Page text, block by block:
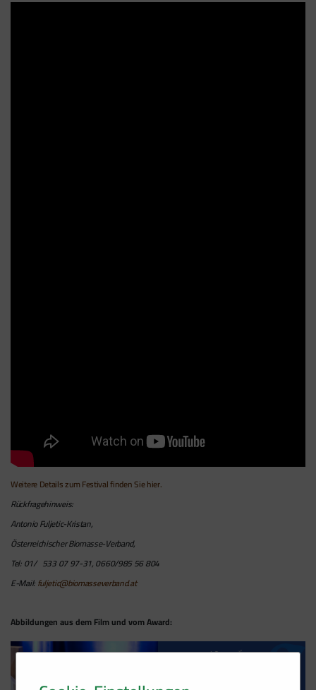
Weitere Details zum Festival finden Sie hier.
Rückfragehinweis:
Antonio Fuljetic-Kristan,
Österreichischer Biomasse-Verband,
Tel: 01/ 533 07 97-31, 0660/985 56 804
E-Mail:fuljetic@biomasseverband.at
Abbildungen aus dem Film und vom Award: